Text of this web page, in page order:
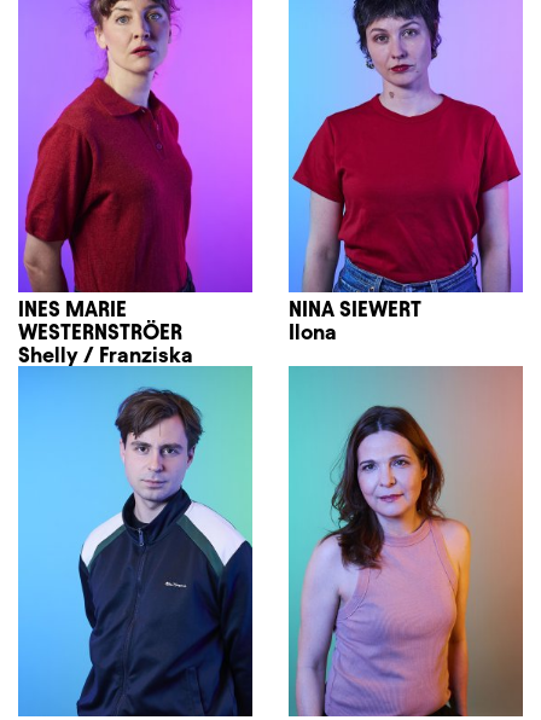
INES MARIE
WESTERNSTRÖER
Shelly / Franziska
NINA SIEWERT
Ilona